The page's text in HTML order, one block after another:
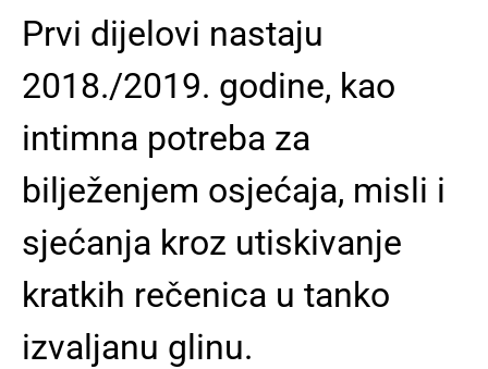
Prvi dijelovi nastaju
2018./2019. godine, kao
intimna potreba za
bilježenjem osjećaja, misli i
sjećanja kroz utiskivanje
kratkih rečenica u tanko
izvaljanu glinu.